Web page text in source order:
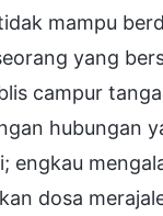
mampu
yang
campur
hubungan
engkau
dosa